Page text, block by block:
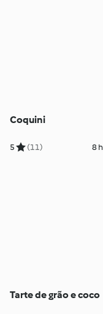
Coquini
5 (11) 8
Tarte de grão e coco